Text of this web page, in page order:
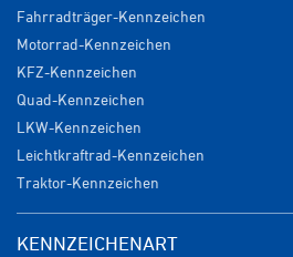
Fahrradträger-Kennzeichen
Motorrad-Kennzeichen
KFZ-Kennzeichen
Quad-Kennzeichen
LKW-Kennzeichen
Leichtkraftrad-Kennzeichen
Traktor-Kennzeichen
KENNZEICHENART